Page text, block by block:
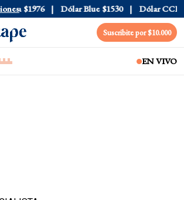
$1976 Dólar Blue $1530 Dólar CCL
Suscribite por $10.000
EN VIVO